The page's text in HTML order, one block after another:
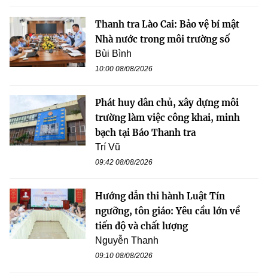
Thanh tra Lào Cai: Bảo vệ bí mật
Nhà nước trong môi trường số
Bùi Bình
10:00 08/08/2026
Phát huy dân chủ, xây dựng môi
trường làm việc công khai, minh
bạch tại Báo Thanh tra
Trí Vũ
09:42 08/08/2026
Hướng dẫn thi hành Luật Tín
ngưỡng, tôn giáo: Yêu cầu lớn về
tiến độ và chất lượng
Nguyễn Thanh
09:10 08/08/2026